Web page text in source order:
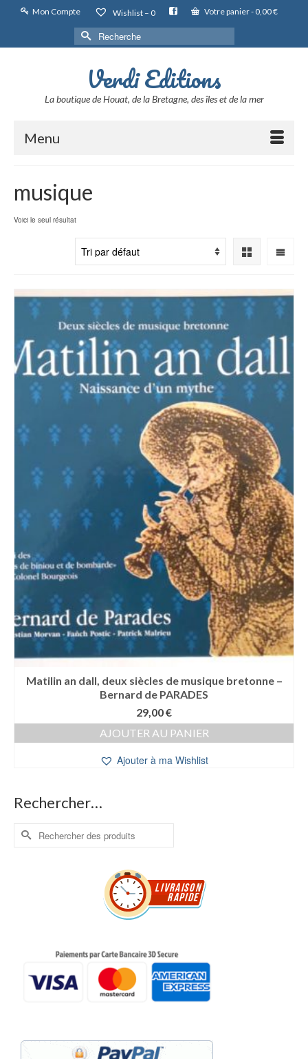
Mon Compte Wishlist – 0 Votre panier- 0,00€
Rechercher :
Verdi Editions
La boutique de Houat, de la Bretagne, des îles et de la mer
Menu
musique
Voici le seul résultat
Matilin an dall, deux siècles de musique bretonne –
Bernard de PARADES
29,00€
AJOUTER AU PANIER
Ajouter à ma Wishlist
Rechercher…
Rechercher :